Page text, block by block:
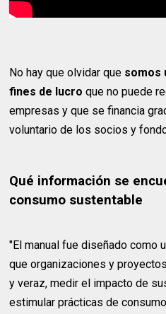
No hay que olvidar que somos
fines de lucro que no puede
empresas y que se financia
voluntario de los socios y
Qué información se
consumo sustentable
"El manual fue diseñado como
que organizaciones y
y veraz, medir el impacto de
estimular prácticas de